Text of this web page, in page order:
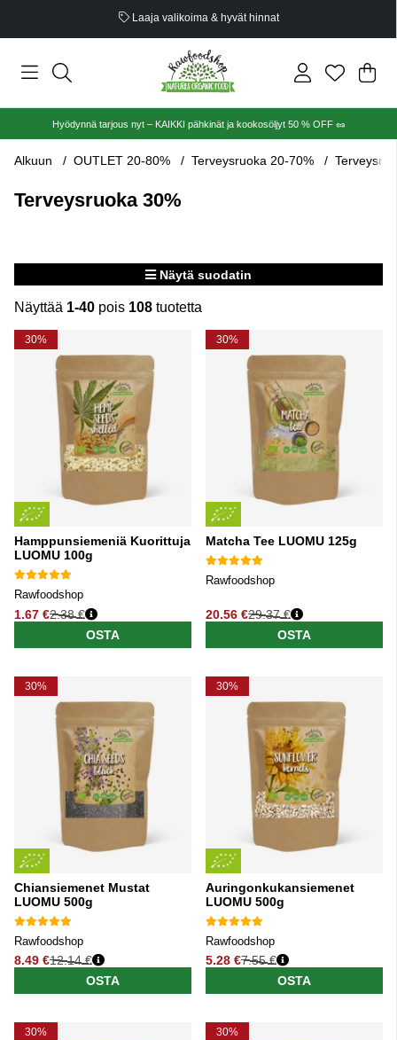
Luomusertifioitu
.
Hyödynnä tarjous nyt – KAIKKI pähkinät ja kookosöljyt 50 % OFF 🥜
Alkuun OUTLET 20-80% Terveysruoka 20-70%
Terveysruoka 30%
Näytä suodatin
Näyttää 1-40 pois 108 tuotetta
Tuotteet
30%
Hamppunsiemeniä Kuorittuja
LUOMU 100g
Rawfoodshop
1.67 €
Normaali hinta
2.38 €
OSTA
30%
Matcha Tee LUOMU 125g
Rawfoodshop
20.56 €
Normaali hinta
29.37 €
OSTA
30%
Chiansiemenet Mustat
LUOMU 500g
Rawfoodshop
8.49 €
Normaali hinta
12.14 €
OSTA
30%
Auringonkukansiemenet
LUOMU 500g
Rawfoodshop
5.28 €
Normaali hinta
7.55 €
OSTA
30% 30%